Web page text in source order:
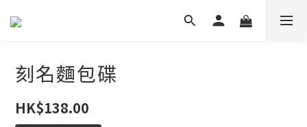
刻名麵包碟
HK$138.00